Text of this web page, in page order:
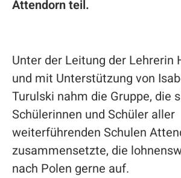
Attendorn teil.
Unter der Leitung der Lehrerin
und mit Unterstützung von
Turulski nahm die Gruppe, die
Schülerinnen und Schüler aller
weiterführenden Schulen
zusammensetzte, die
nach Polen gerne auf.